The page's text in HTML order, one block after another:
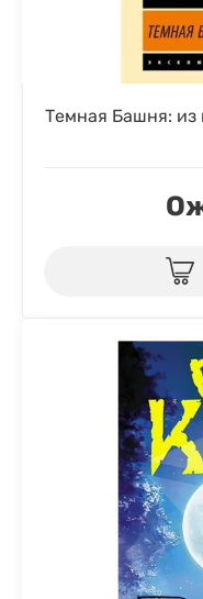
Темная Башня: из